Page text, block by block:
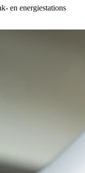
en energiestations